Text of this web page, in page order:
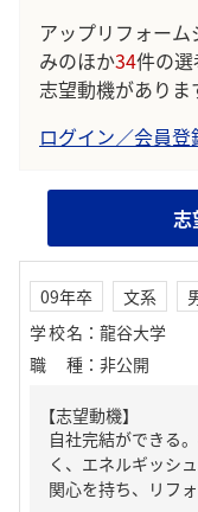
アップリフォー
みのほか34件の選
志望動機がありま
ログイン／会員登
志
09年卒 文系
学校名 ： 龍谷大学
職種 ： 非公開
【志望動機】
自社完結ができる
く、エネルギッシ
関心を持ち、リフ